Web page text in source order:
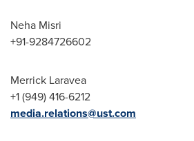
Neha Misri
+91-9284726602
Merrick Laravea
+1 (949) 416-6212
media.relations@ust.com